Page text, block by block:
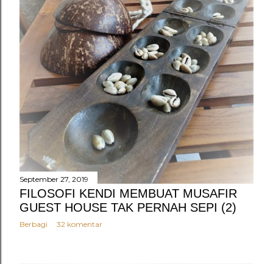
September 27, 2019
FILOSOFI KENDI MEMBUAT MUSAFIR
GUEST HOUSE TAK PERNAH SEPI (2)
Berbagi 32 komentar